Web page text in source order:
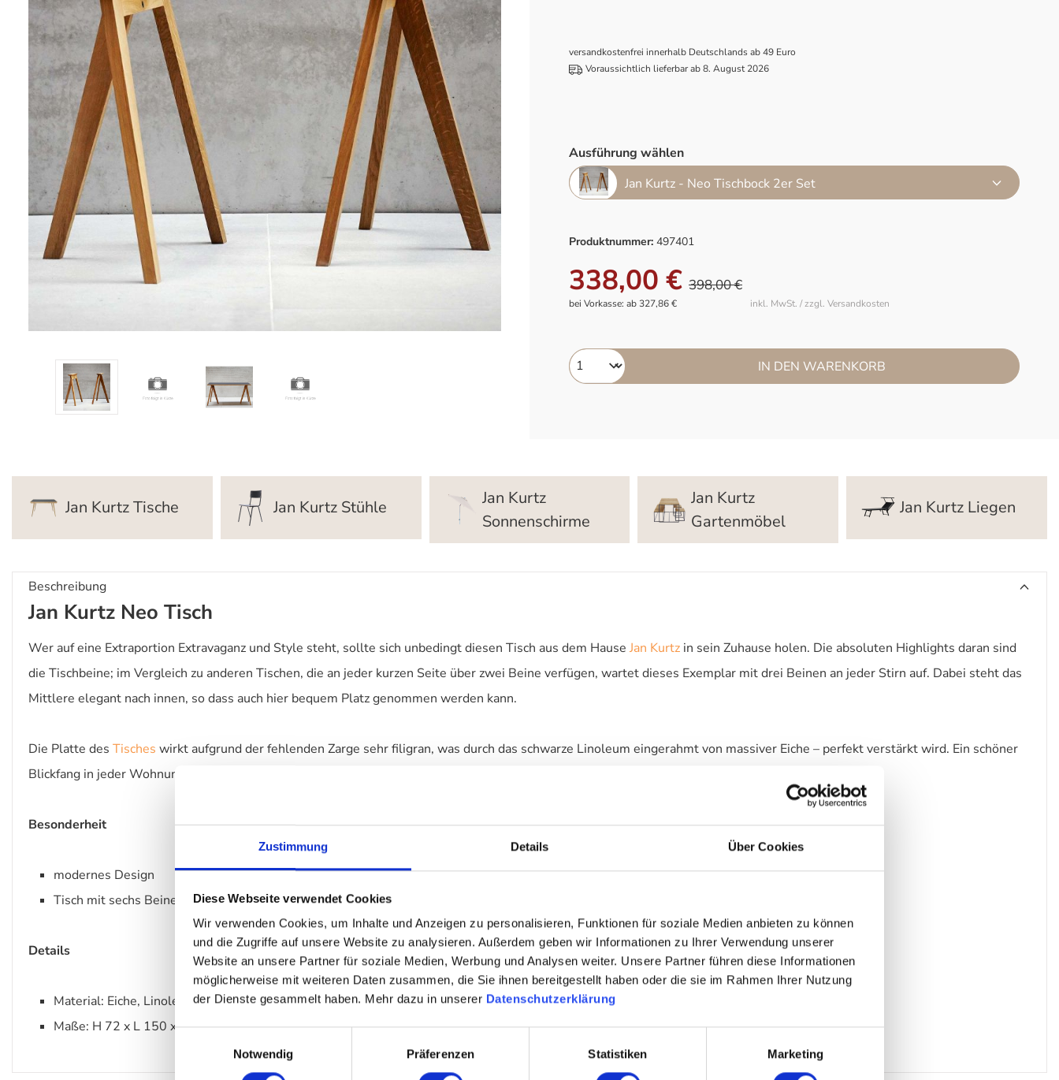
Zustimmung Details Über Cookies
Diese Webseite verwendet Cookies
Wir verwenden Cookies, um Inhalte und Anzeigen zu personalisieren, Funktionen für soziale Medien anbieten zu können
und die Zugriffe auf unsere Website zu analysieren. Außerdem geben wir Informationen zu Ihrer Verwendung unserer
Website an unsere Partner für soziale Medien, Werbung und Analysen weiter. Unsere Partner führen diese Informationen
möglicherweise mit weiteren Daten zusammen, die Sie ihnen bereitgestellt haben oder die sie im Rahmen Ihrer Nutzung
der Dienste gesammelt haben. Mehr dazu in unserer Datenschutzerklärung
Notwendig
Präferenzen Statistiken Marketing
versandkostenfrei innerhalb Deutschlands ab 49 Euro
Voraussichtlich lieferbar ab 8. August 2026
Ausführung wählen
Jan Kurtz - Neo Tischbock 2er Set
Produktnummer: 497401
338,00 € 398,00 €
inkl. MwSt. / zzgl. Versandkosten
bei Vorkasse: ab 327,86 €
IN DEN WARENKORB
Jan Kurtz Tische Jan Kurtz Stühle
Jan Kurtz
Sonnenschirme
Jan Kurtz
Gartenmöbel
Jan Kurtz Liegen
Beschreibung
Jan Kurtz Neo Tisch
Wer auf eine Extraportion Extravaganz und Style steht, sollte sich unbedingt diesen Tisch aus dem Hause Jan Kurtz in sein Zuhause holen. Die absoluten Highlights daran sind
die Tischbeine; im Vergleich zu anderen Tischen, die an jeder kurzen Seite über zwei Beine verfügen, wartet dieses Exemplar mit drei Beinen an jeder Stirn auf. Dabei steht das
Mittlere elegant nach innen, so dass auch hier bequem Platz genommen werden kann.
Die Platte des Tisches wirkt aufgrund der fehlenden Zarge sehr filigran, was durch das schwarze Linoleum eingerahmt von massiver Eiche – perfekt verstärkt wird. Ein schöner
Blickfang in jeder Wohnung.
Besonderheit
modernes Design
Tisch mit sechs Beinen
Details
Material: Eiche, Linoleum
Maße: H 72 x L 150 x T 75 cm